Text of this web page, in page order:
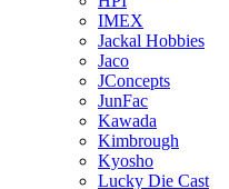
IMEX
Jackal Hobbies
Jaco
JConcepts
JunFac
Kawada
Kimbrough
Kyosho
Lucky Die Cast